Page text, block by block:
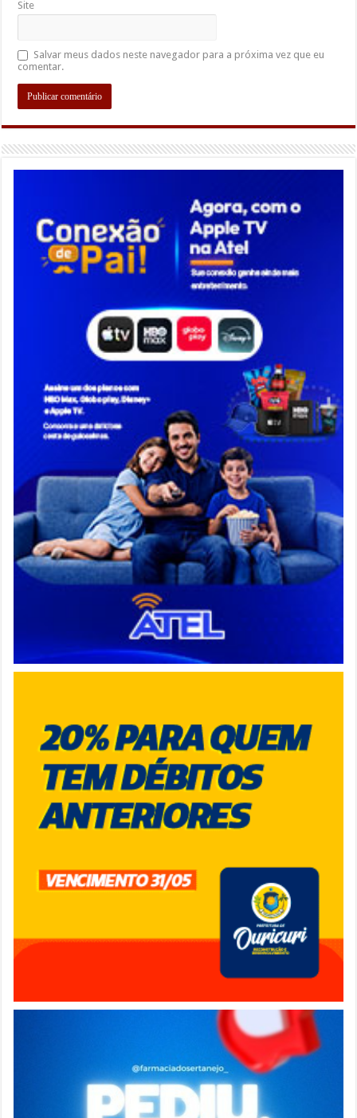
Site
Salvar meus dados neste navegador para a próxima vez que eu
comentar.